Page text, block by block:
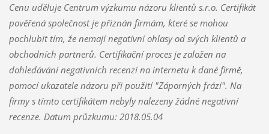
Cenu uděluje Centrum výzkumu názoru klientů s.r.o. Certifikát
pověřená společnost je přiznán firmám, které se mohou
pochlubit tím, že nemají negativní ohlasy od svých klientů a
obchodních partnerů. Certifikační proces je založen na
dohledávání negativních recenzí na internetu k dané firmě,
pomocí ukazatele názoru při použití "Záporných frází". Na
firmy s tímto certifikátem nebyly nalezeny žádné negativní
recenze. Datum průzkumu: 2018.05.04